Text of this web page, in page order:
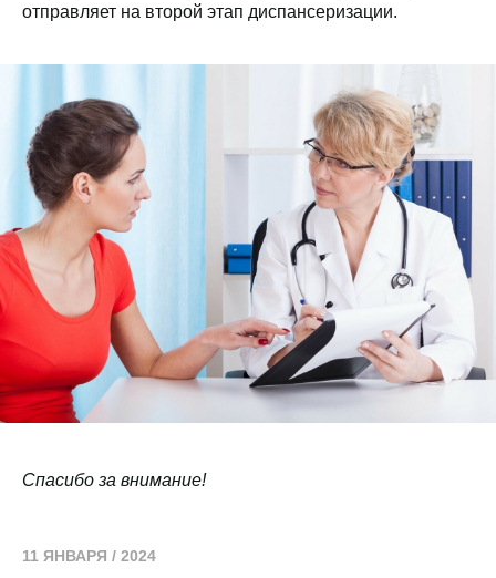
отправляет на второй этап диспансеризации.
Спасибо за внимание!
11 ЯНВАРЯ / 2024